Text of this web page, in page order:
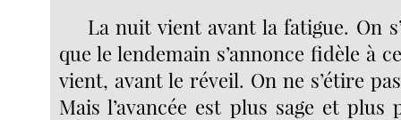
La nuit vient avant la fatigue. On
que le lendemain s’annonce fidèle à
vient, avant le réveil. On ne s’étire
Mais l’avancée est plus sage et plus